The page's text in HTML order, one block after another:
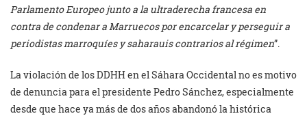
Parlamento Europeo junto a la ultraderecha francesa en
contra de condenar a Marruecos por encarcelar y perseguir a
periodistas marroquíes y saharauis contrarios al régimen”.
La violación de los DDHH en el Sáhara Occidental no es motivo
de denuncia para el presidente Pedro Sánchez, especialmente
desde que hace ya más de dos años abandonó la histórica